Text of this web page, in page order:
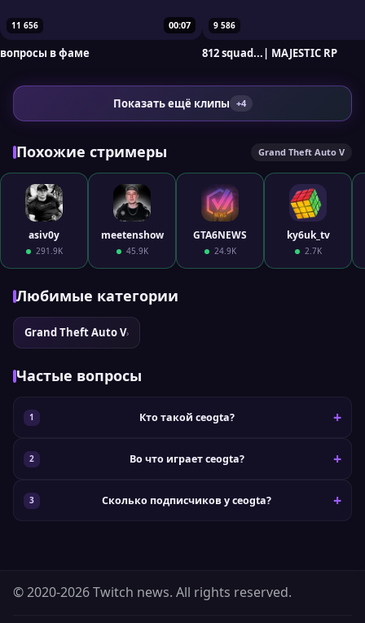
00:07
11 656
вопросы в фаме
9 586
812 squad...| MAJESTIC RP
Показать ещё клипы +4
Похожие стримеры Grand Theft Auto V
asiv0y
291.9K
meetenshow
45.9K
GTA6NEWS
24.9K
ky6uk_tv
2.7K
Любимые категории
Grand Theft Auto V›
Частые вопросы
Кто такой ceogta?
Во что играет ceogta?
Сколько подписчиков у ceogta?
© 2020-2026 Twitch news. All rights reserved.